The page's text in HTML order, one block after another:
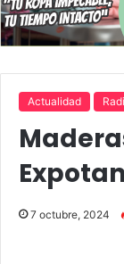
Actualidad
Expotan
7 octubre, 2024